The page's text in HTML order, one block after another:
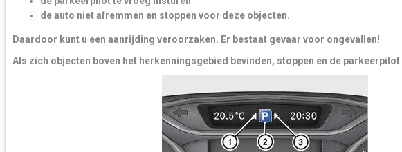
de auto niet afremmen en stoppen voor deze objecten.
Daardoor kunt u een aanrijding veroorzaken. Er bestaat gevaar voor ongevallen!
Als zich objecten boven het herkenningsgebied bevinden, stoppen en de